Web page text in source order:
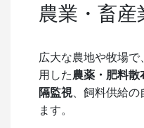
農業・畜産
広大な農地や牧場
用した農薬・肥料散
隔監視、飼料供給の
ます。